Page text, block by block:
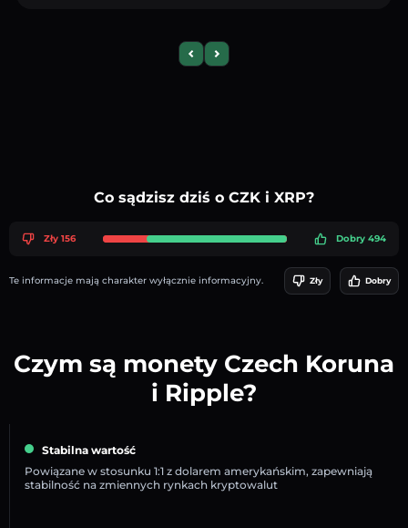
Previous slide
Next slide
Co sądzisz dziś o CZK i XRP?
Zły 156 Dobry 494
Te informacje mają charakter wyłącznie informacyjny. Zły Dobry
Czym są monety Czech Koruna
i Ripple?
Stabilna wartość
Powiązane w stosunku 1:1 z dolarem amerykańskim, zapewniają
stabilność na zmiennych rynkach kryptowalut